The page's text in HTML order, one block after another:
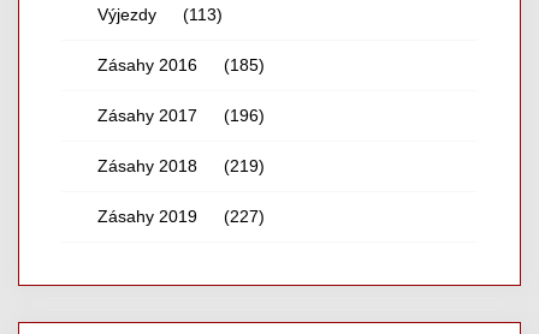
Výjezdy (113)
Zásahy 2016 (185)
Zásahy 2017 (196)
Zásahy 2018 (219)
Zásahy 2019 (227)